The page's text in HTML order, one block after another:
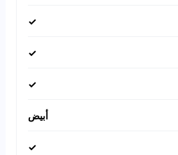
✓
✓
✓
أبيض
✓